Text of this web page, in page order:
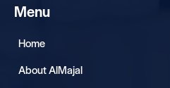
Menu
Home
About AlMajal